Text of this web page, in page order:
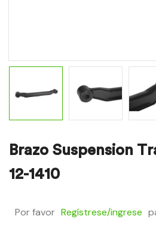
Brazo Suspension
12-1410
Por favor Regístrese/ingrese